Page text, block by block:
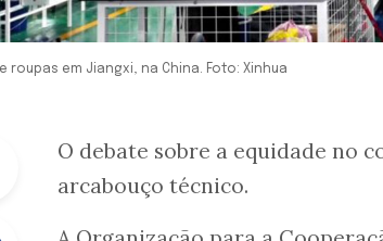
roupas em Jiangxi, na China. Foto: Xinhua
Whastapp
Facebook
O debate sobre a equidade no
arcabouço técnico.